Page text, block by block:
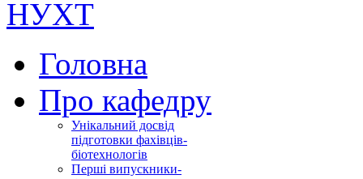
НУХТ
Головна
Про кафедру
Унікальний досвід
підготовки фахівців-
біотехнологів
Перші випускники-